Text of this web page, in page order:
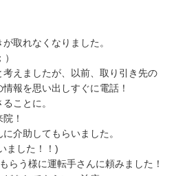
取れなくなりました。
えましたが、以前、取り引き先の
報を思い出しすぐに電話！
ことに。
！
介助してもらいました。
ました！！)
らう様に運転手さんに頼みました！